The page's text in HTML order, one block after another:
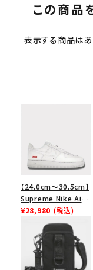
この商品
表示する商品はあ
【24.0cm～30.5cm】
Supreme Nike Air
Force 1 Low シュプ
リーム ナイキエアフォ
ース１スニーカー シ
ューズ ホワイト
¥28,980 (税込)